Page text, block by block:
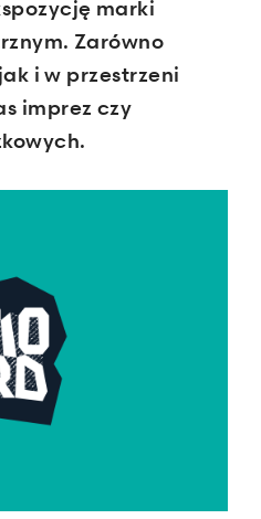
marki
Zarówno
i w przestrzeni
imprez czy